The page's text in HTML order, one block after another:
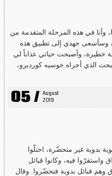
وأنا في هذه المرحلة المتقدمة من
وسأسعى جهدي إلى تطبيق هذه
خطيرة، وأصبحت حياتي عذاباً لي
الذي أجراه خوسيه كورديرو،
05 / August
2019
بدوية غير متحضّرة، احتلّوا
واستقرّوا فيه، وكانوا قبائل
وهم قبائل بدوية فتحضّروا. وقال